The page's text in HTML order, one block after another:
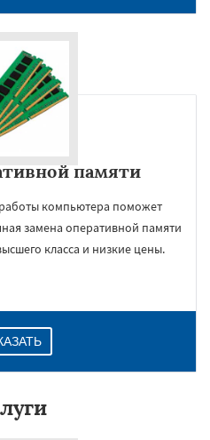
памяти
компьютера поможет
замена оперативной памяти
класса и низкие цены.
×
персональных данных